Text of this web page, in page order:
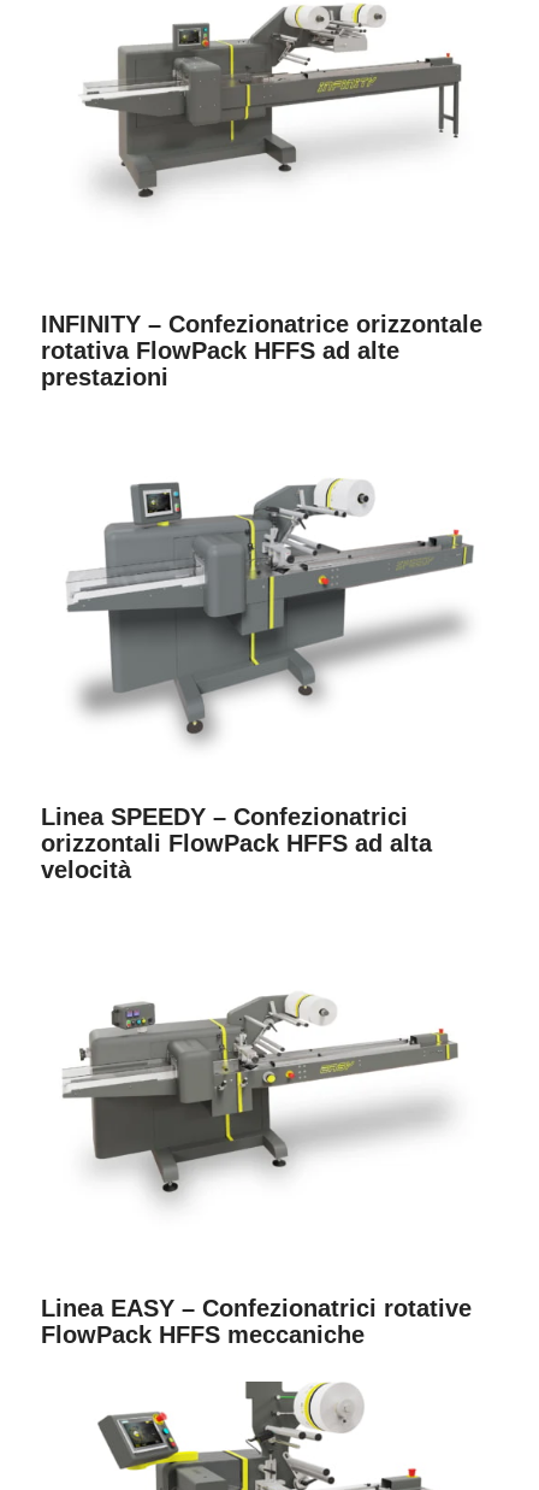
INFINITY – Confezionatrice orizzontale
rotativa FlowPack HFFS ad alte
prestazioni
Linea SPEEDY – Confezionatrici
orizzontali FlowPack HFFS ad alta
velocità
Linea EASY – Confezionatrici rotative
FlowPack HFFS meccaniche